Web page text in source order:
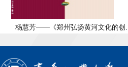
杨慧芳——《郑州弘扬黄河文化的创...